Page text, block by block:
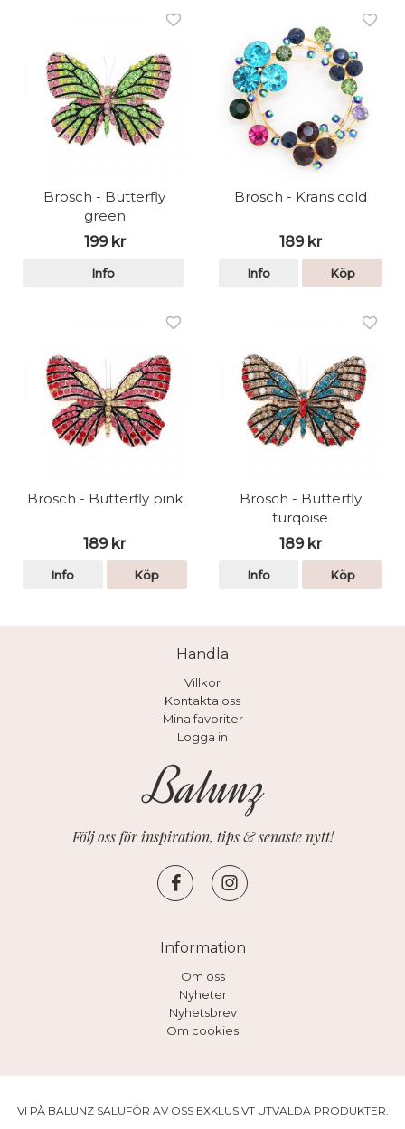
Brosch - Butterfly
green
199 kr
Info
Brosch - Krans cold
189 kr
Info Köp
Brosch - Butterfly pink
189 kr
Info Köp
Brosch - Butterfly
turqoise
189 kr
Info Köp
Handla
Villkor
Kontakta oss
Mina favoriter
Logga in
Följ oss för inspiration, tips & senaste nytt!
Information
Om oss
Nyheter
Nyhetsbrev
Om cookies
VI PÅ BALUNZ SALUFÖR AV OSS EXKLUSIVT UTVALDA PRODUKTER.